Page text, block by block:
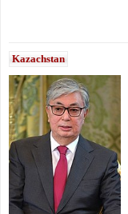
Kazachstan